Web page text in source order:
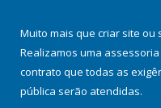
Muito mais que criar site ou
Realizamos uma assessoria
contrato que todas as
pública serão atendidas.